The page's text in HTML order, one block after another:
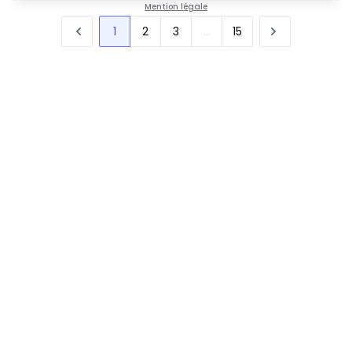
Mention légale
1 2 3 ... 15